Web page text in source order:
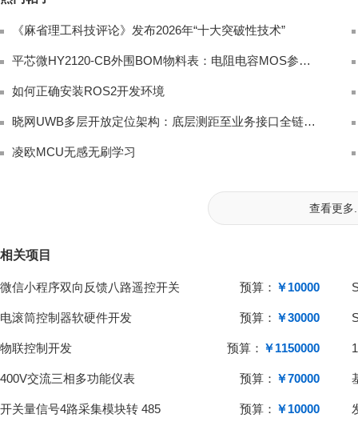
《麻省理工科技评论》发布2026年“十大突破性技术”
平芯微HY2120-CB外围BOM物料表：电阻电容MOS参数与应用电路图
如何正确安装ROS2开发环境
晓网UWB多层开放定位架构：底层测距至业务接口全链路解析
凌欧MCU无感无刷学习
查看更多
相关项目
微信小程序双向反馈八路遥控开关 预算： ￥10000
电滚筒控制器软硬件开发 预算： ￥30000
物联控制开发 预算： ￥1150000
400V交流三相多功能仪表 预算： ￥70000
开关量信号4路采集模块转 485 预算： ￥10000